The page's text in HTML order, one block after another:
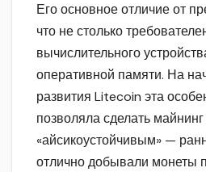
Его основное отличие от
что не столько
вычислительного
оперативной памяти. На
развития Litecoin эта
позволяла сделать майнинг
«айсикоустойчивым» —
отлично добывали монеты